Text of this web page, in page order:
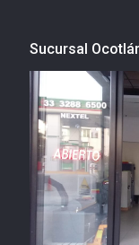
Sucursal